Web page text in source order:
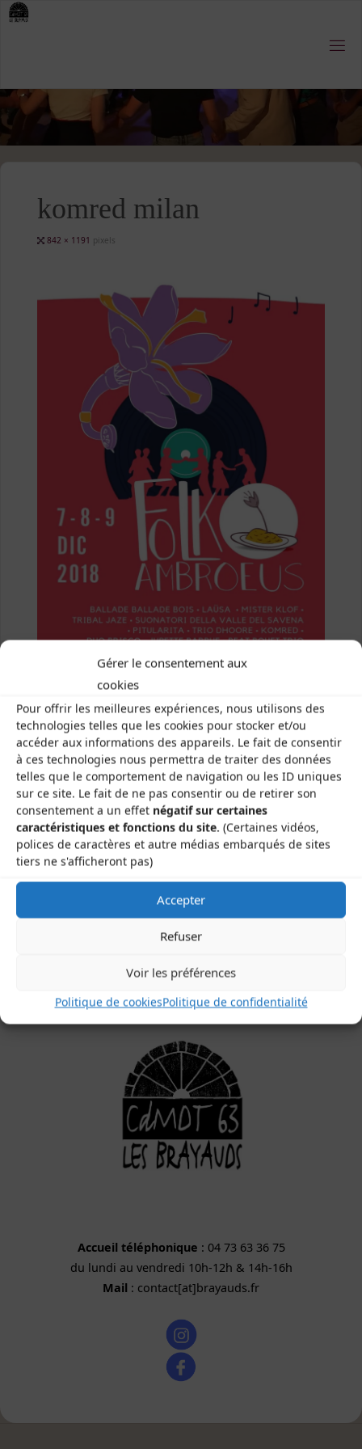
Gérer le consentement aux
cookies
Pour offrir les meilleures expériences, nous utilisons des
technologies telles que les cookies pour stocker et/ou
accéder aux informations des appareils. Le fait de consentir
à ces technologies nous permettra de traiter des données
telles que le comportement de navigation ou les ID uniques
sur ce site. Le fait de ne pas consentir ou de retirer son
consentement a un effet négatif sur certaines
caractéristiques et fonctions du site. (Certaines vidéos,
polices de caractères et autre médias embarqués de sites
tiers ne s'afficheront pas)
Accepter
Refuser
Voir les préférences
Politique de cookiesPolitique de confidentialité
Skip
komred milan
Full842 × 1191 pixels
Previous image
Next image
Les Brayauds-CDMDT63
Le Gamounet
40 rue de la République
Accueil téléphonique : 04 73 63 36 75
du lundi au vendredi 10h-12h & 14h-16h
Mail : contact[at]brayauds.fr